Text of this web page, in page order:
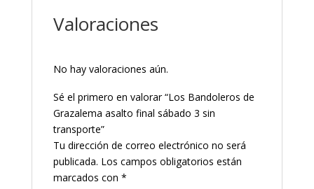
Valoraciones
No hay valoraciones aún.
Sé el primero en valorar “Los Bandoleros de
Grazalema asalto final sábado 3 sin
transporte”
Tu dirección de correo electrónico no será
publicada. Los campos obligatorios están
marcados con *